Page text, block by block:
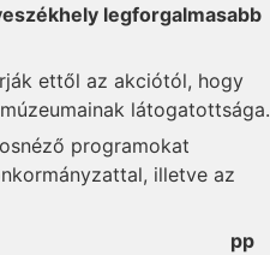
legforgalmasabb
ettől az akciótól, hogy
látogatottsága.
programokat
illetve az
pp